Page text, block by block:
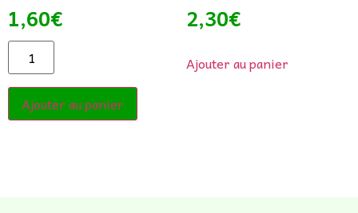
1,60€
Ajouter au panier
2,30€
Ajouter au panier